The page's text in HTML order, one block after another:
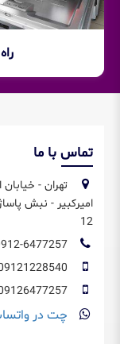
تماس با ما
تهران -
امیرکبیر - نبش
12
چت در